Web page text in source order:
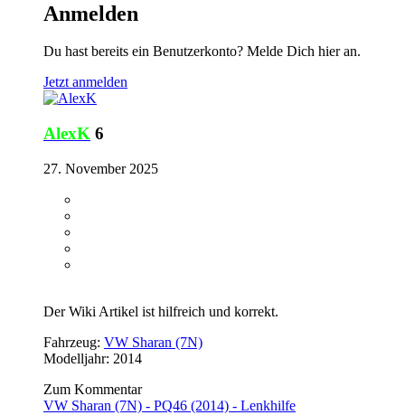
Anmelden
Du hast bereits ein Benutzerkonto? Melde Dich hier an.
Jetzt anmelden
AlexK 6
27. November 2025
Der Wiki Artikel ist hilfreich und korrekt.
Fahrzeug: VW Sharan (7N)
Modelljahr: 2014
Zum Kommentar
VW Sharan (7N) - PQ46 (2014) - Lenkhilfe